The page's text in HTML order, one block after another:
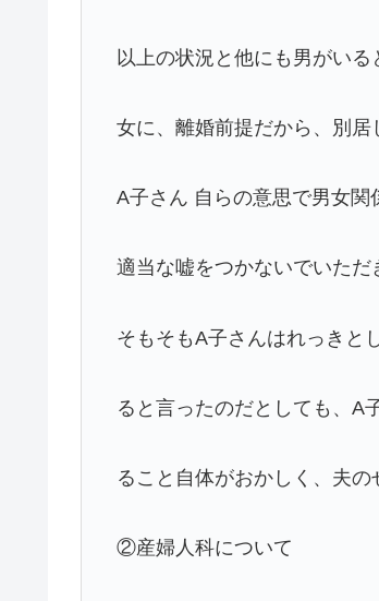
以上の状況と他にも男がい
女に、離婚前提だから、別居
A子さん 自らの意思で男女関
適当な嘘をつかないでいただ
そもそもA子さんはれっきと
ると言ったのだとしても、A
ること自体がおかしく、夫の
②産婦人科について